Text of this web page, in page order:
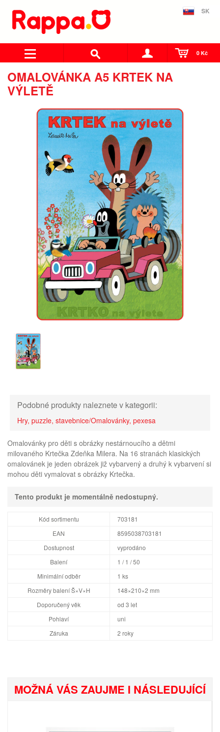
SK
0 Kč
OMALOVÁNKA A5 KRTEK NA
VÝLETĚ
Podobné produkty naleznete v kategorii:
Hry, puzzle, stavebnice/Omalovánky, pexesa
Omalovánky pro děti s obrázky nestárnoucího a dětmi
milovaného Krtečka Zdeňka Milera. Na 16 stranách klasických
omalovánek je jeden obrázek již vybarvený a druhý k vybarvení si
mohou děti vymalovat s obrázky Krtečka.
Tento produkt je momentálně nedostupný.
Kód sortimentu
703181
EAN
8595038703181
Dostupnost
vyprodáno
Balení
1 / 1 / 50
Minimální odběr
1 ks
Rozměry balení Š×V×H
148×210×2 mm
Doporučený věk
od 3 let
Pohlaví
uni
Záruka
2 roky
MOŽNÁ VÁS ZAUJME I NÁSLEDUJÍCÍ